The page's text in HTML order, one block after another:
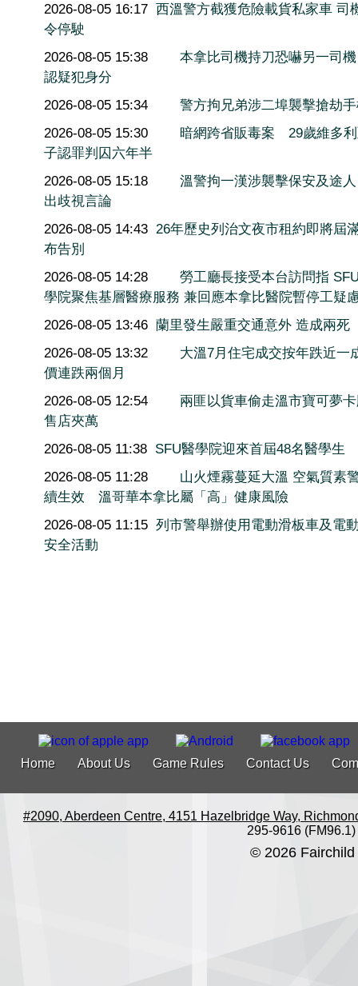
2026-08-05 16:17 西溫警方截獲危險載貨私家車 司
令停駛
2026-08-05 15:38
本拿比司機持刀恐嚇另一司
認疑犯身分
2026-08-05 15:34
警方拘兄弟涉二埠襲擊搶劫
2026-08-05 15:30
暗網跨省販毒案 29歲維多
子認罪判囚六年半
2026-08-05 15:18
溫警拘一漢涉襲擊保安及途
出歧視言論
2026-08-05 14:43 26年歷史列治文夜市租約即將屆
布告別
2026-08-05 14:28
勞工廳長接受本台訪問指
學院聚焦基層醫療服務 兼回應本拿比醫院暫停工疑
2026-08-05 13:46 蘭里發生嚴重交通意外 造成兩死
2026-08-05 13:32
大溫7月住宅成交按年跌近
價連跌兩個月
2026-08-05 12:54
兩匪以貨車偷走溫市寶可夢
售店夾萬
2026-08-05 11:38 SFU醫學院迎來首屆48名醫學生
2026-08-05 11:28
山火煙霧蔓延大溫 空氣質素
續生效 溫哥華本拿比屬「高」健康風險
2026-08-05 11:15 列市警舉辦使用電動滑板車及電
安全活動
Home About Us Game Rules Contact Us
#2090, Aberdeen Centre, 4151 Hazelbridge Way,
295-9616 (FM96.1)
© 2026 Fairchild